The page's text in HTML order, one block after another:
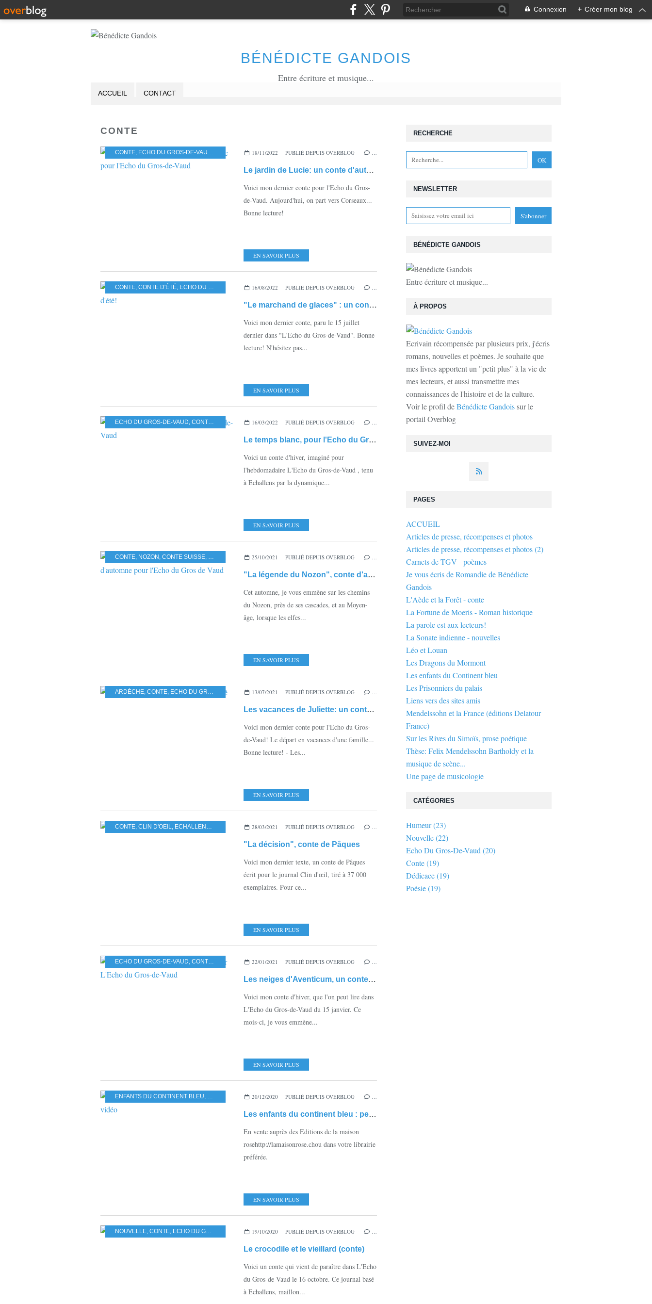
Connexion + Créer mon blog
BÉNÉDICTE GANDOIS
Entre écriture et musique...
ACCUEIL CONTACT
CONTE
CONTE ECHO DU GROS-DE-VAUD JOURNAL L'ECHO DU GROS DE VAUD,CONTE D'AUTOMNE CORSEAUX,VAUD
18/11/2022 PUBLIÉ DEPUIS OVERBLOG
Le jardin de Lucie: un conte d'automne pour l'Echo du Gros-de-Vaud
Voici mon dernier conte pour l'Echo du Gros-
de-Vaud. Aujourd'hui, on part vers Corseaux...
Bonne lecture!
EN SAVOIR PLUS
CONTE CONTE D'ÉTÉ ECHO DU GROS-DE-VAUD ,JOURNAL L'ECHO DU GROS DE VAUD ,LITTÉRATURE ,CRÈTE,CHERSONISSOS
16/08/2022 PUBLIÉ DEPUIS OVERBLOG
"Le marchand de glaces" : un conte d'été!
Voici mon dernier conte, paru le 15 juillet
dernier dans "L'Echo du Gros-de-Vaud". Bonne
lecture! N'hésitez pas...
EN SAVOIR PLUS
ECHO DU GROS-DE-VAUD CONTE EMS, CHÂTEL-SAINT-DENIS,NOUVELLE,RÉCIT
16/03/2022 PUBLIÉ DEPUIS OVERBLOG
Le temps blanc, pour l'Echo du Gros-de-Vaud
Voici un conte d'hiver, imaginé pour
l'hebdomadaire L'Echo du Gros-de-Vaud , tenu
à Echallens par la dynamique...
EN SAVOIR PLUS
CONTE NOZON CONTE SUISSE ,ELFES,ECHO DU GROS-DE-VAUD
25/10/2021 PUBLIÉ DEPUIS OVERBLOG
"La légende du Nozon", conte d'automne pour l'Echo du Gros de Vaud
Cet automne, je vous emmène sur les chemins
du Nozon, près de ses cascades, et au Moyen-
âge, lorsque les elfes...
EN SAVOIR PLUS
ARDÈCHE CONTE ECHO DU GROS-DE-VAUD ,RÉCIT,VOYAGE,DÉPART EN VACANCES FAMILLE
13/07/2021 PUBLIÉ DEPUIS OVERBLOG
Les vacances de Juliette: un conte d'été
Voici mon dernier conte pour l'Echo du Gros-
de-Vaud! Le départ en vacances d'une famille...
Bonne lecture! - Les...
EN SAVOIR PLUS
CONTE CLIN D'OEIL ECHALLENS ARC-ET-SENANS,RELIGION,PÂQUES,RÉCIT,NOUVELLE RÉCIT HISTORIQUE, HISTOIRE
28/03/2021 PUBLIÉ DEPUIS OVERBLOG
"La décision", conte de Pâques
Voici mon dernier texte, un conte de Pâques
écrit pour le journal Clin d'œil, tiré à 37 000
exemplaires. Pour ce...
EN SAVOIR PLUS
ECHO DU GROS-DE-VAUD CONTE NOUVELLE,AVENTICUM AVENCHES,LA SUISSE À L'ÉPOQUE ROMAINE
22/01/2021 PUBLIÉ DEPUIS OVERBLOG
Les neiges d'Aventicum, un conte pour L'Echo du Gros-de-Vaud
Voici mon conte d'hiver, que l'on peut lire dans
L'Echo du Gros-de-Vaud du 15 janvier. Ce
mois-ci, je vous emmène...
EN SAVOIR PLUS
ENFANTS DU CONTINENT BLEU LITTÉRATURE JEUNESSE ,CONTE, RENCONTRE DE L'AUTRE
20/12/2020 PUBLIÉ DEPUIS OVERBLOG
Les enfants du continent bleu : petite vidéo
En vente auprès des Editions de la maison
rosehttp://lamaisonrose.chou dans votre librairie
préférée.
EN SAVOIR PLUS
NOUVELLE CONTE ECHO DU GROS-DE-VAUD , TESSIN,DINOSAURE,INTERGÉNÉRATIONNEL
19/10/2020 PUBLIÉ DEPUIS OVERBLOG
Le crocodile et le vieillard (conte)
Voici un conte qui vient de paraître dans L'Echo
du Gros-de-Vaud le 16 octobre. Ce journal basé
à Echallens, maillon...
NEWSLETTER
SUIVEZ-MOI
RECHERCHE
BÉNÉDICTE GANDOIS
Entre écriture et musique...
À PROPOS
Ecrivain récompensée par plusieurs prix, j'écris
romans, nouvelles et poèmes. Je souhaite que
mes livres apportent un "petit plus" à la vie de
mes lecteurs, et aussi transmettre mes
connaissances de l'histoire et de la culture.
Voir le profil deBénédicte Gandoissur le
portail Overblog
PAGES
ACCUEIL
Articles de presse, récompenses et photos
Articles de presse, récompenses et photos (2)
Carnets de TGV - poèmes
Je vous écris de Romandie de Bénédicte
Gandois
L'Aède et la Forêt - conte
La Fortune de Moeris - Roman historique
La parole est aux lecteurs!
La Sonate indienne - nouvelles
Léo et Louan
Les Dragons du Mormont
Les enfants du Continent bleu
Les Prisonniers du palais
Liens vers des sites amis
Mendelssohn et la France (éditions Delatour
France)
Sur les Rives du Simoïs, prose poétique
Thèse: Felix Mendelssohn Bartholdy et la
musique de scène...
Une page de musicologie
CATÉGORIES
Humeur(23)
Nouvelle(22)
Echo Du Gros-De-Vaud (20)
Conte(19)
Dédicace(19)
Poésie(19)